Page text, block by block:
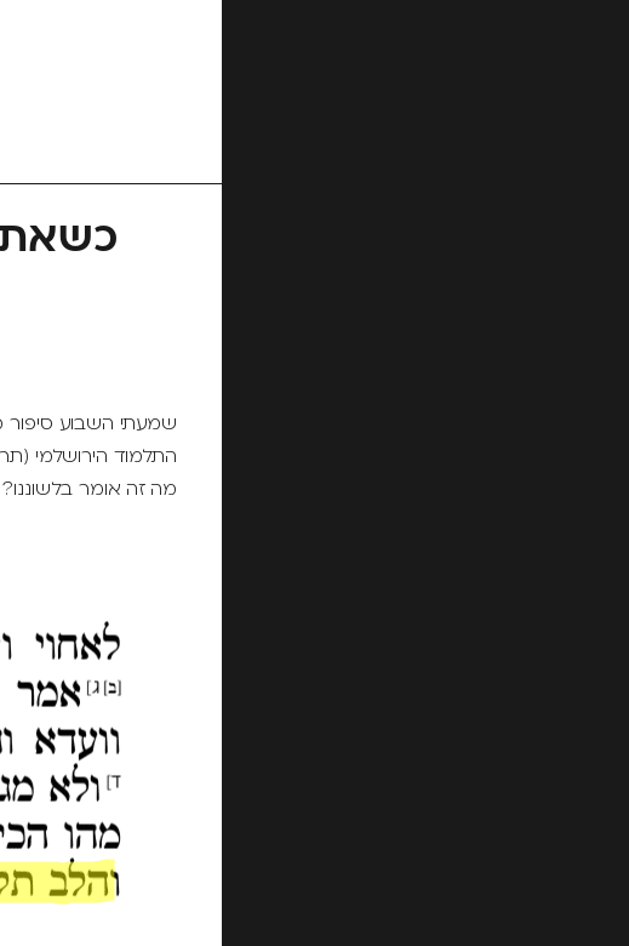
כשאת
שמעתי השבוע סיפור
התלמוד הירושלמי
מה זה אומר בלשוננו?